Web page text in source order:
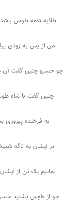
طلایه همه طوس
من از پس به زودی
چو خسرو چنین گفت آن
چنین گفت با شاه
به فرخنده پیروزی
بر ایشان به ناگه
نمانیم یک تن از
چو از طوس بشنید